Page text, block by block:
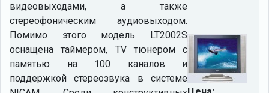
видеовыходами, а также
стереофоническим аудиовыходом.
Помимо этого модель LT2002S
оснащена таймером, TV тюнером с
памятью на 100 каналов и
поддержкой стереозвука в системе